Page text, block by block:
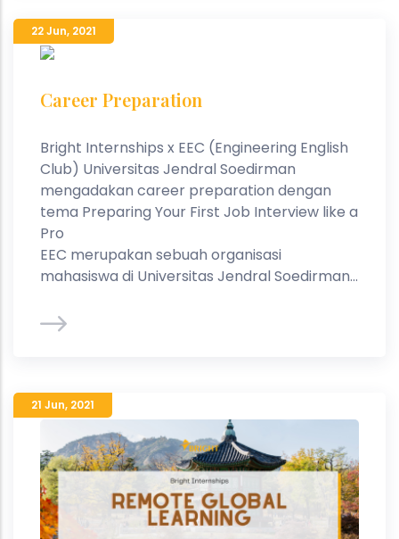
22 Jun, 2021
Career Preparation
Bright Internships x EEC (Engineering English
Club) Universitas Jendral Soedirman
mengadakan career preparation dengan
tema Preparing Your First Job Interview like a
Pro
EEC merupakan sebuah organisasi
mahasiswa di Universitas Jendral Soedirman...
21 Jun, 2021